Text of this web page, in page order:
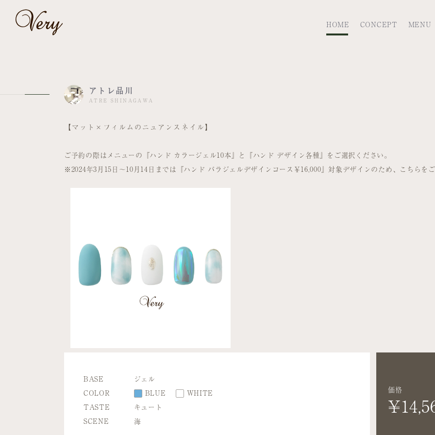
HOME CONCEPT MENU
アトレ品川
ATRE SHINAGAWA
【マット×フィルムのニュアンスネイル】
ご予約の際はメニューの『ハンド カラージェル10本』と『ハンド デザイン各種』をご選択ください。
※2024年3月15日～10月14日までは『ハンド パラジェルデザインコース￥16,000』対象デザインのため、こちらを
BASE
ジェル
COLOR
BLUE
WHITE
TASTE
キュート
SCENE
海
価格